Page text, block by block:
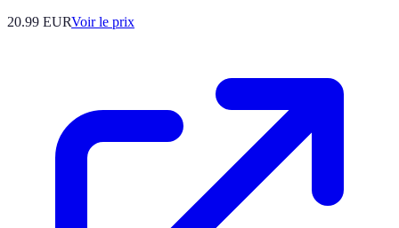
20.99 EURVoir le prix